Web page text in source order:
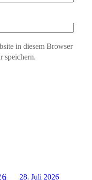
in diesem Browser
speichern.
28. Juli 2026